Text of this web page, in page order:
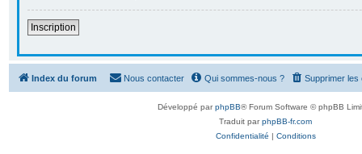
Inscription
Index du forum Supprimer les
Qui sommes-nous ?
Nous contacter
Développé parphpBB® Forum Software © phpBB
Traduit parphpBB-fr.com
Confidentialité | Conditions